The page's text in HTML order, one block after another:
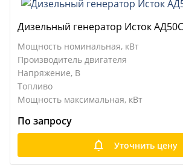
Дизельный генератор Исток
Мощность номинальная, кВт
Производитель двигателя
Напряжение, В
Топливо
Мощность максимальная, кВт
По запросу
Уточнить цену